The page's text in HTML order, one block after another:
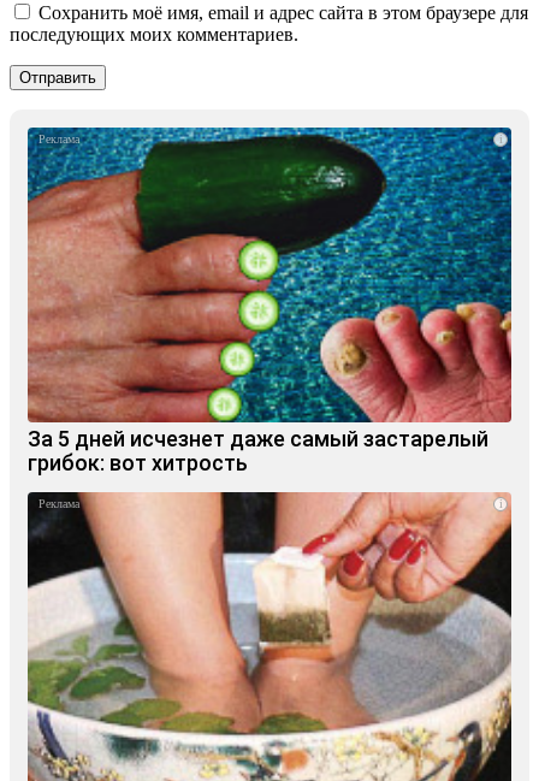
Сохранить моё имя, email и адрес сайта в этом браузере для
последующих моих комментариев.
i
За 5 дней исчезнет даже самый застарелый
грибок: вот хитрость
i